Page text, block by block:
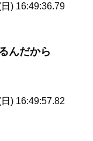
) 16:49:36.79
んだから
) 16:49:57.82